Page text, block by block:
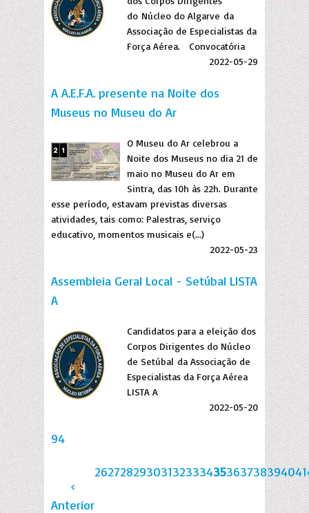
do Núcleo do Algarve da
Associação de Especialistas da
Força Aérea. Convocatória
2022-05-29
A A.E.F.A. presente na Noite dos
Museus no Museu do Ar
O Museu do Ar celebrou a
Noite dos Museus no dia 21 de
maio no Museu do Ar em
Sintra, das 10h às 22h. Durante
esse período, estavam previstas diversas
atividades, tais como: Palestras, serviço
educativo, momentos musicais e(...)
2022-05-23
Assembleia Geral Local - Setúbal LISTA
A
Candidatos para a eleição dos
Corpos Dirigentes do Núcleo
de Setúbal da Associação de
Especialistas da Força Aérea
LISTA A
2022-05-20
94
‹
Anterior
26272829303132333435363738394041